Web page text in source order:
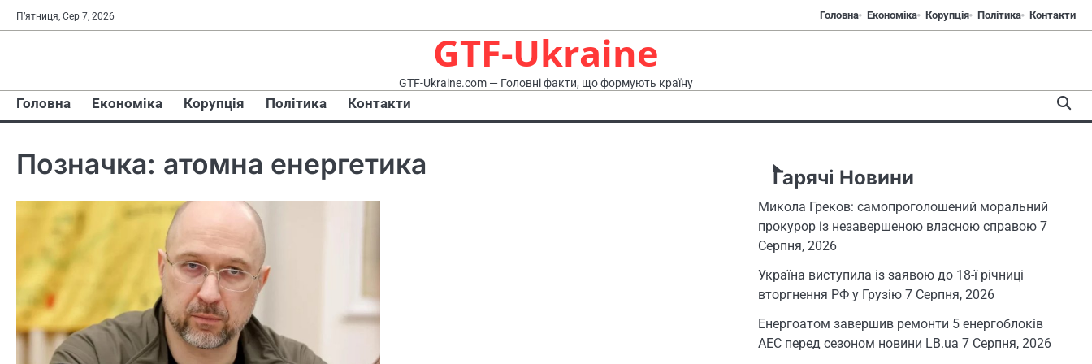
Перейти
до
П’ятниця, Сер 7, 2026 Головна Економіка Корупція Політика Контакти
GTF-Ukraine
GTF-Ukraine.com — Головні факти, що формують країну
Головна Економіка Корупція Політика Контакти
Позначка: атомна енергетика Гарячі Новини
Микола Греков: самопроголошений моральний
прокурор із незавершеною власною справою 7
Серпня, 2026
Україна виступила із заявою до 18-ї річниці
вторгнення РФ у Грузію 7 Серпня, 2026
Енергоатом завершив ремонти 5 енергоблоків
АЕС перед сезоном новини LB.ua 7 Серпня, 2026